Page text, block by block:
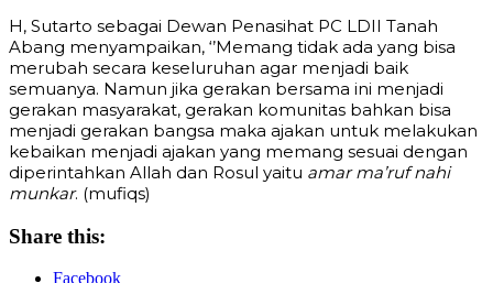
H, Sutarto sebagai Dewan Penasihat PC LDII Tanah
Abang menyampaikan, ‘’Memang tidak ada yang bisa
merubah secara keseluruhan agar menjadi baik
semuanya. Namun jika gerakan bersama ini menjadi
gerakan masyarakat, gerakan komunitas bahkan bisa
menjadi gerakan bangsa maka ajakan untuk melakukan
kebaikan menjadi ajakan yang memang sesuai dengan
diperintahkan Allah dan Rosul yaitu amar ma’ruf nahi
munkar. (mufiqs)
Share this:
Facebook